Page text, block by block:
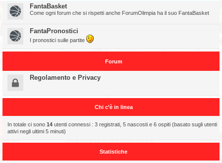
FantaBasket
Come ogni forum che si rispetti anche ForumOlimpia ha il suo FantaBasket
FantaPronostici
I pronostici sulle partite
Forum
Regolamento e Privacy
Chi c’è in linea
In totale ci sono 14 utenti connessi : 3 registrati, 5 nascosti e 6 ospiti (basato sugli utenti
attivi negli ultimi 5 minuti)
Statistiche